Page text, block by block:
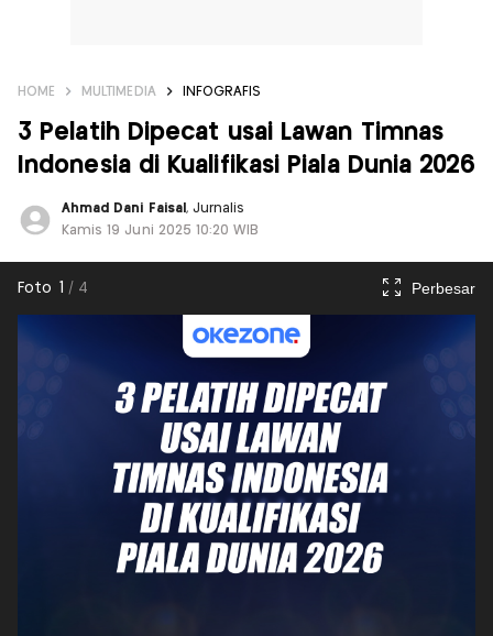
HOME MULTIMEDIA INFOGRAFIS
3 Pelatih Dipecat usai Lawan Timnas
Indonesia di Kualifikasi Piala Dunia 2026
Ahmad Dani Faisal , Jurnalis
Kamis 19 Juni 2025 10:20 WIB
Foto 1 / 4 Perbesar